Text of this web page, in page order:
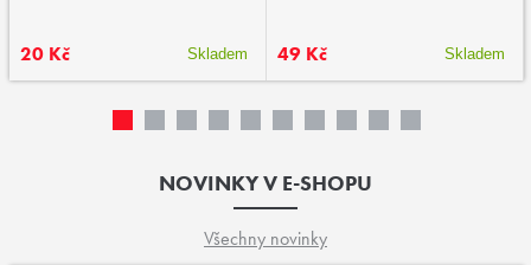
20 Kč Skladem 49 Kč Skladem
NOVINKY V E-SHOPU
Všechny novinky